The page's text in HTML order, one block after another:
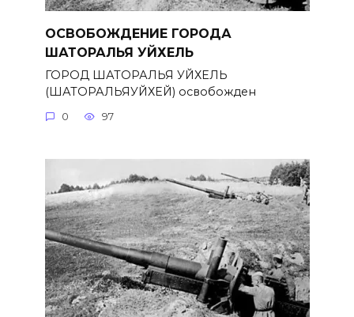
ОСВОБОЖДЕНИЕ ГОРОДА
ШАТОРАЛЬЯ УЙХЕЛЬ
ГОРОД ШАТОРАЛЬЯ УЙХЕЛЬ
(ШАТОРАЛЬЯУЙХЕЙ) освобожден
0 97